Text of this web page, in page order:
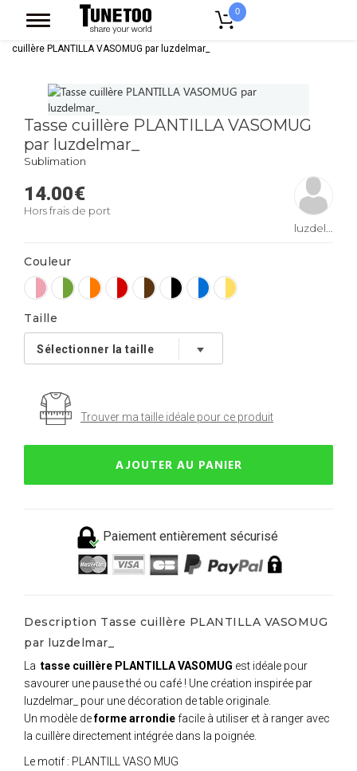
0
Accessoires Casquettes
cuillère PLANTILLA VASOMUG par luzdelmar_
Tasse cuillère PLANTILLA VASOMUG
par luzdelmar_
Sublimation
14.00€
Hors frais de port
luzdelmar_
Couleur
Taille
Trouver ma taille idéale pour ce produit
AJOUTER AU PANIER
Paiement entièrement sécurisé
Description Tasse cuillère PLANTILLA VASOMUG
par luzdelmar_
La tasse cuillère PLANTILLA VASOMUG est idéale pour
savourer une pause thé ou café ! Une création inspirée par
luzdelmar_ pour une décoration de table originale.
Un modèle deforme arrondiefacile à utiliser et à ranger avec
la cuillère directement intégrée dans la poignée.
Le motif : PLANTILL VASO MUG